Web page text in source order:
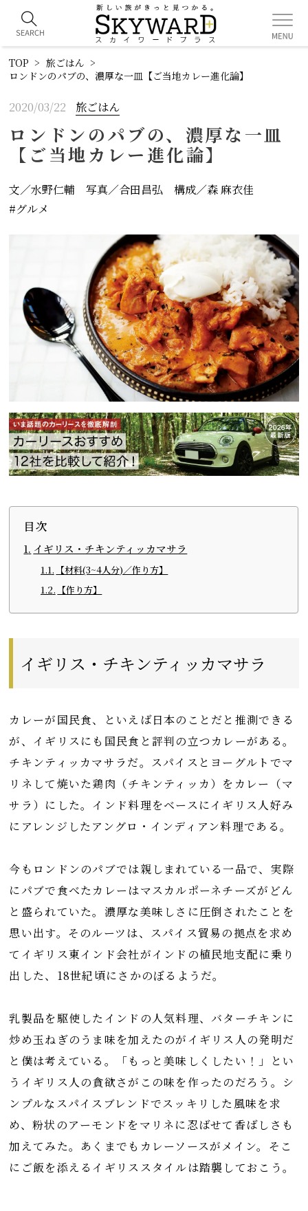
TOP
旅ごはん
ロンドンのパブの、濃厚な一皿【ご当地カレー進化論】
2020/03/22 旅ごはん
ロンドンのパブの、濃厚な一皿
【ご当地カレー進化論】
文／水野仁輔 写真／合田昌弘 構成／森 麻衣佳
グルメ
目次
イギリス・チキンティッカマサラ
【材料(3~4人分)／作り方】
【作り方】
イギリス・チキンティッカマサラ
カレーが国民食、といえば日本のことだと推測できる
が、イギリスにも国民食と評判の立つカレーがある。
チキンティッカマサラだ。スパイスとヨーグルトでマ
リネして焼いた鶏肉（チキンティッカ）をカレー（マ
サラ）にした。インド料理をベースにイギリス人好み
にアレンジしたアングロ・インディアン料理である。
今もロンドンのパブでは親しまれている一品で、実際
にパブで食べたカレーはマスカルポーネチーズがどん
と盛られていた。濃厚な美味しさに圧倒されたことを
思い出す。そのルーツは、スパイス貿易の拠点を求め
てイギリス東インド会社がインドの植民地支配に乗り
出した、18世紀頃にさかのぼるようだ。
乳製品を駆使したインドの人気料理、バターチキンに
炒め玉ねぎのうま味を加えたのがイギリス人の発明だ
と僕は考えている。「もっと美味しくしたい！」とい
うイギリス人の貪欲さがこの味を作ったのだろう。シ
ンプルなスパイスブレンドでスッキリした風味を求
め、粉状のアーモンドをマリネに忍ばせて香ばしさも
加えてみた。あくまでもカレーソースがメイン。そこ
にご飯を添えるイギリススタイルは踏襲しておこう。